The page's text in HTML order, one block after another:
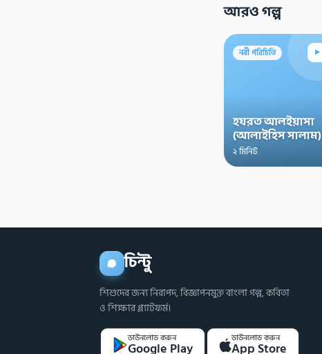
আরও গল্প
নবী পরিচিতি ▸
হযরত আলইয়াসা
(আলাইহিস সালাম)
২ মিনিট
চিন্টু
শিশুদের জন্য নিরাপদ, বিজ্ঞাপনমুক্ত বাংলা গল্প, কবিতা
ও শিক্ষার প্ল্যাটফর্ম।
ডাউনলোড করুন
Google Play
ডাউনলোড করুন
App Store